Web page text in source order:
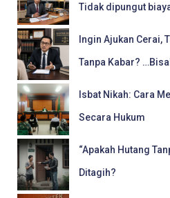
Tidak dipungut
Ingin Ajukan Cerai,
Tanpa Kabar?
Isbat Nikah: Cara
Secara Hukum
“Apakah Hutang
Ditagih?